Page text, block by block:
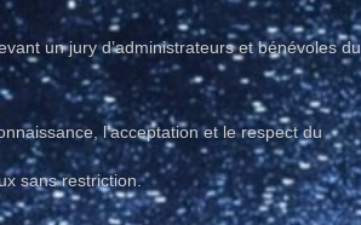
un jury d’administrateurs et bénévoles du
l’acceptation et le respect du
sans restriction.